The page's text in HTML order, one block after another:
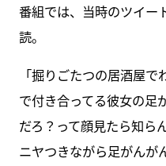
番組では、当時のツイー
読。
「掘りごたつの居酒屋
で付き合ってる彼女の足
だろ？って顔見たら知ら
ニヤつきながら足がんが